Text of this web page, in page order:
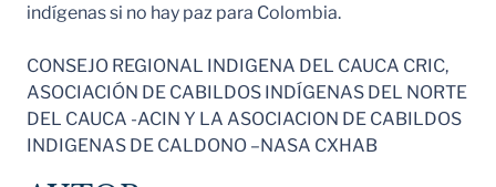
indígenas si no hay paz para Colombia.
CONSEJO REGIONAL INDIGENA DEL CAUCA CRIC,
ASOCIACIÓN DE CABILDOS INDÍGENAS DEL NORTE
DEL CAUCA -ACIN Y LA ASOCIACION DE CABILDOS
INDIGENAS DE CALDONO –NASA CXHAB